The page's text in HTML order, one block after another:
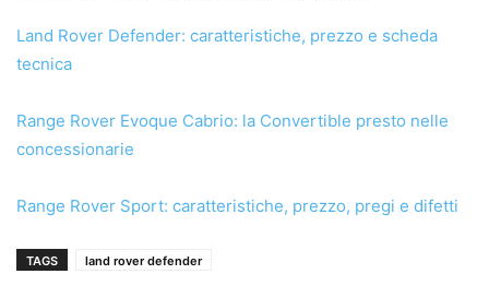
Land Rover Defender: caratteristiche, prezzo e scheda
tecnica
Range Rover Evoque Cabrio: la Convertible presto nelle
concessionarie
Range Rover Sport: caratteristiche, prezzo, pregi e difetti
TAGS land rover defender